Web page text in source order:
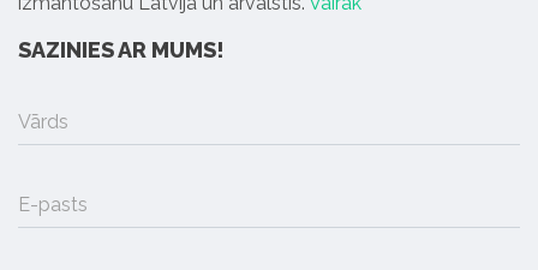
SAZINIES AR MUMS!
Vārds
E-pasts